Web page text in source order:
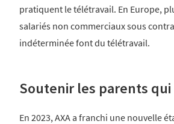
pratiquent le télétravail. En Europe,
salariés non commerciaux sous
indéterminée font du télétravail.
Soutenir les parents
En 2023, AXA a franchi une nouvelle